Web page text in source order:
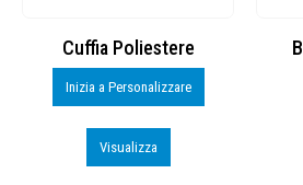
Cuffia Poliestere
Inizia a Personalizzare
Visualizza